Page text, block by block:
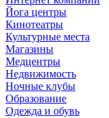
Йога центры
Кинотеатры
Культурные места
Магазины
Медцентры
Недвижимость
Ночные клубы
Образование
Одежда и обувь